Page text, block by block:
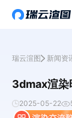
瑞云渲图 新闻资
3dmax渲染
2025-05-22